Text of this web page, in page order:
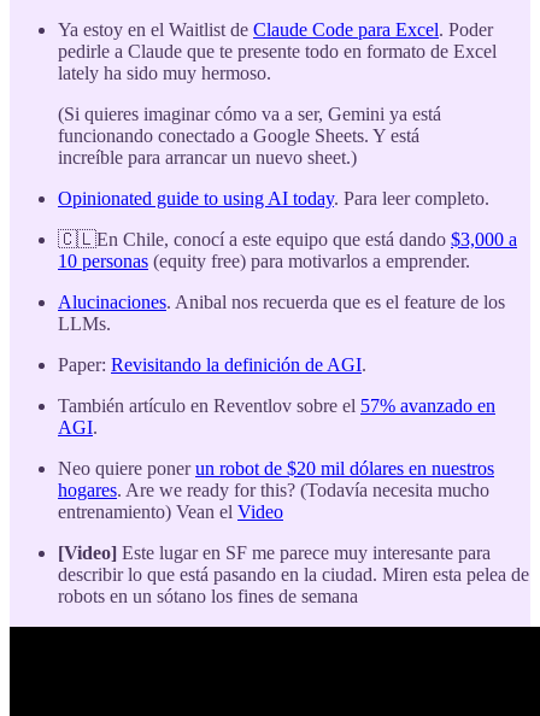
Ya estoy en el Waitlist de Claude Code para Excel. Poder
pedirle a Claude que te presente todo en formato de Excel
lately ha sido muy hermoso.
(Si quieres imaginar cómo va a ser, Gemini ya está
funcionando conectado a Google Sheets. Y está
increíble para arrancar un nuevo sheet.)
Opinionated guide to using AI today. Para leer completo.
🇨🇱En Chile, conocí a este equipo que está dando $3,000 a
10 personas (equity free) para motivarlos a emprender.
Alucinaciones. Anibal nos recuerda que es el feature de los
LLMs.
Paper: Revisitando la definición de AGI.
También artículo en Reventlov sobre el 57% avanzado en
AGI.
Neo quiere ponerun robot de $20 mil dólares en nuestros
hogares. Are we ready for this? (Todavía necesita mucho
entrenamiento) Vean el Video
[Video] Este lugar en SF me parece muy interesante para
describir lo que está pasando en la ciudad. Miren esta pelea de
robots en un sótano los fines de semana